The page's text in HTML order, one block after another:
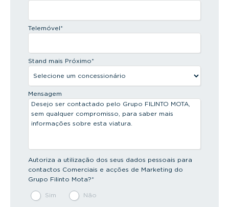
Telemóvel*
Stand mais Próximo*
Mensagem
Autoriza a utilização dos seus dados pessoais para
contactos Comerciais e acções de Marketing do
Grupo Filinto Mota?*
Sim Não